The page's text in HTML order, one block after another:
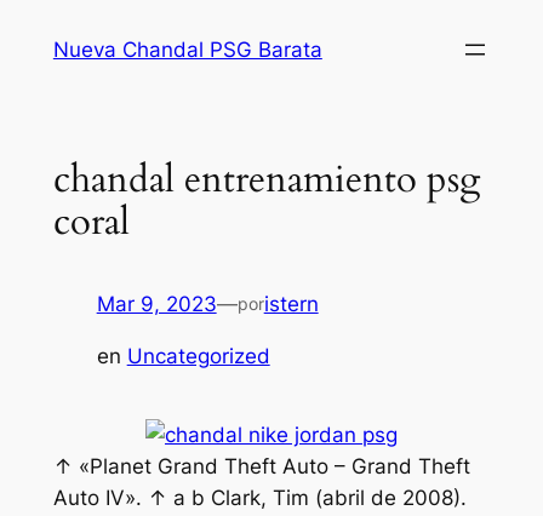
Nueva Chandal PSG Barata
chandal entrenamiento psg
coral
Mar 9, 2023—poristern
en Uncategorized
↑ «Planet Grand Theft Auto – Grand Theft
Auto IV». ↑ a b Clark, Tim (abril de 2008).